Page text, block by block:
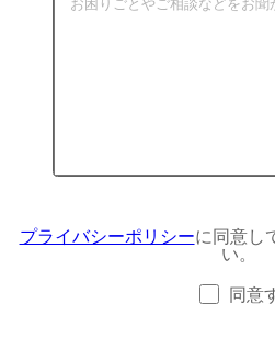
プライバシーポリシーに同意し
い。
同意